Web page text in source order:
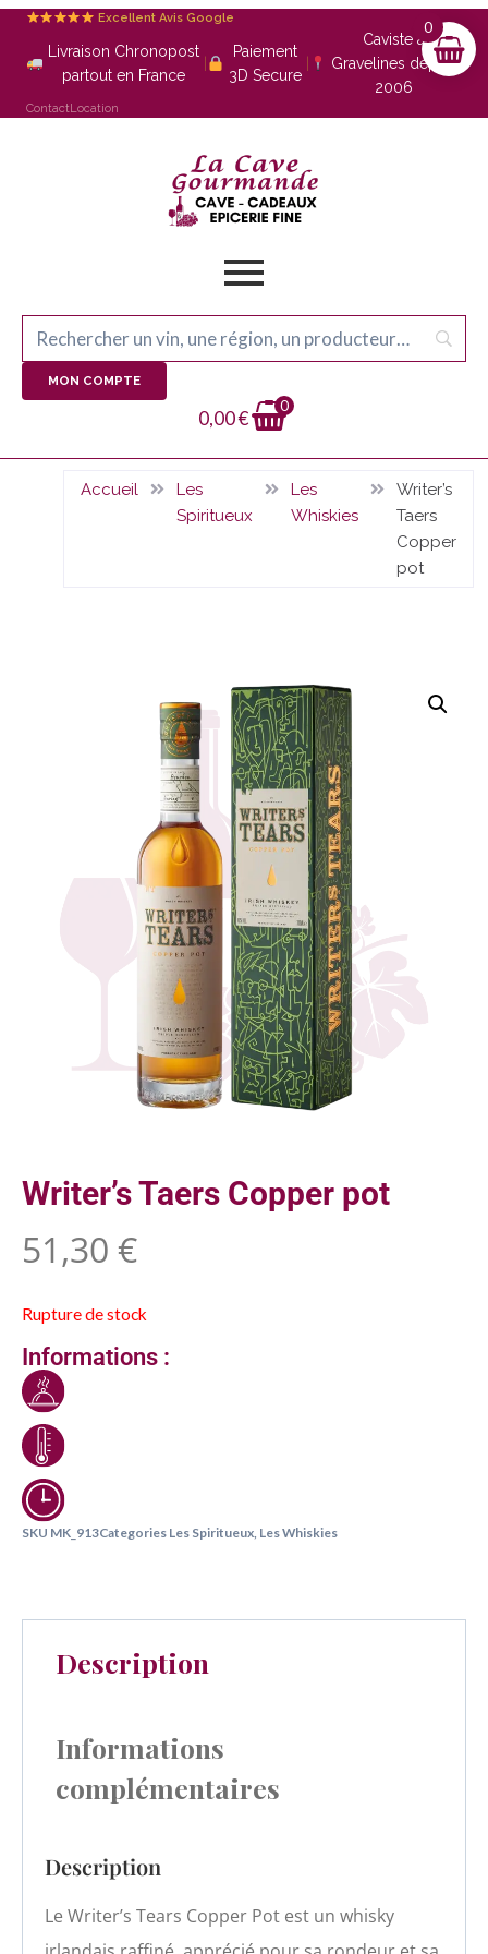
Excellent Avis Google
Livraison Chronopost
partout en France
Paiement
3D Secure
Caviste à
Gravelines depuis
2006
ContactLocation
MON COMPTE
0,00€
0
Accueil
Les
Spiritueux
Les
Whiskies
Writer’s
Taers
Copper
pot
Writer’s Taers Copper pot
51,30 €
Rupture de stock
Informations :
SKU MK_913Categories Les Spiritueux Les Whiskies
Description
Informations
complémentaires
Description
Le Writer’s Tears Copper Pot est un whisky
0